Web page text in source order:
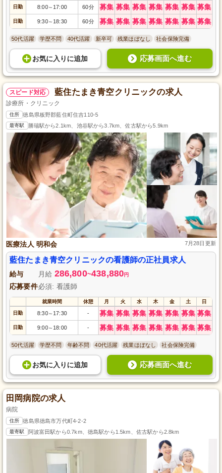
日勤 8:00～ 17:00 60分 募集 募集 募集 募集 募集 募集 募集
日勤 9:30～ 18:30 60分 募集 募集 募集 募集 募集 募集 募集
50代活躍 学歴不問 40代活躍 新卒可 残業ほぼなし 社会保険完備
お気に入り に追加 応募画面へ進む
スピード対応 藍住たまき青空クリニックの求人
診療所・クリニック
住所 徳島県板野郡藍住町住吉110-5
最寄駅 勝瑞駅から2.1km、池谷駅から3.7km、佐古駅から5.9km
医療法人 明和会 7月28日更新
藍住たまき青空クリニックの看護師の正社員求人
給与 月給 286,800~438,880円
応募要件必須: 看護師
就業時間 休憩 月 火 水 木 金 土 日
日勤 8:30～ 17:30 - 募集 募集 募集 募集 募集 募集 募集
日勤 9:00～ 18:00 - 募集 募集 募集 募集 募集 募集 募集
50代活躍 学歴不問 年齢不問 40代活躍 残業ほぼなし 社会保険完備
お気に入り に追加 応募画面へ進む
田岡病院の求人
病院
住所 徳島県徳島市万代町4-2-2
最寄駅 阿波富田駅から0.7km、徳島駅から1.5km、佐古駅から2.8km